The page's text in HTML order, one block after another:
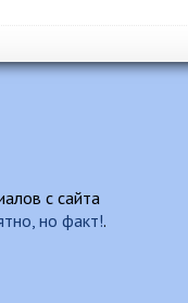
с сайта
но факт!.